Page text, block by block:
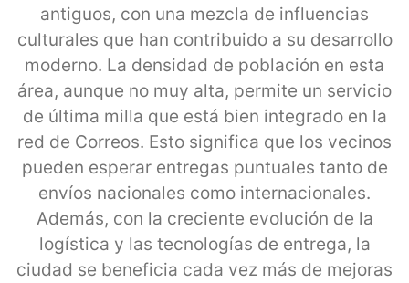
antiguos, con una mezcla de influencias
culturales que han contribuido a su desarrollo
moderno. La densidad de población en esta
área, aunque no muy alta, permite un servicio
de última milla que está bien integrado en la
red de Correos. Esto significa que los vecinos
pueden esperar entregas puntuales tanto de
envíos nacionales como internacionales.
Además, con la creciente evolución de la
logística y las tecnologías de entrega, la
ciudad se beneficia cada vez más de mejoras